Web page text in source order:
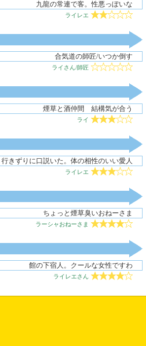
九龍の常連で客。性悪っぽいな
ライレエ
合気道の師匠/いつか倒す
ライさん/師匠
煙草と酒仲間 結構気が合う
ライ
行きずりに口説いた。体の相性のいい愛人
ライレエ
ちょっと煙草臭いおねーさま
ラーシャおねーさま
館の下宿人。クールな女性ですわ
ライレエさん